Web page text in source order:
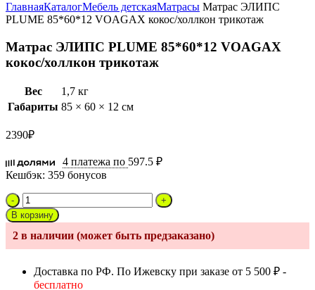
ГлавнаяКаталогМебель детскаяМатрасы Матрас ЭЛИПС
PLUME 85*60*12 VOAGAX кокос/холлкон трикотаж
Матрас ЭЛИПС PLUME 85*60*12 VOAGAX
кокос/холлкон трикотаж
Вес
1,7 кг
Габариты 85 × 60 × 12 см
2390₽
4 платежа по 597.5 ₽
Кешбэк: 359 бонусов
Количество
товара
Матрас
ЭЛИПС
PLUME
VOAGAX
кокос/
В корзину
2 в наличии (может быть предзаказано)
Доставка по РФ. По Ижевску при заказе от 5 500 ₽ -
бесплатно